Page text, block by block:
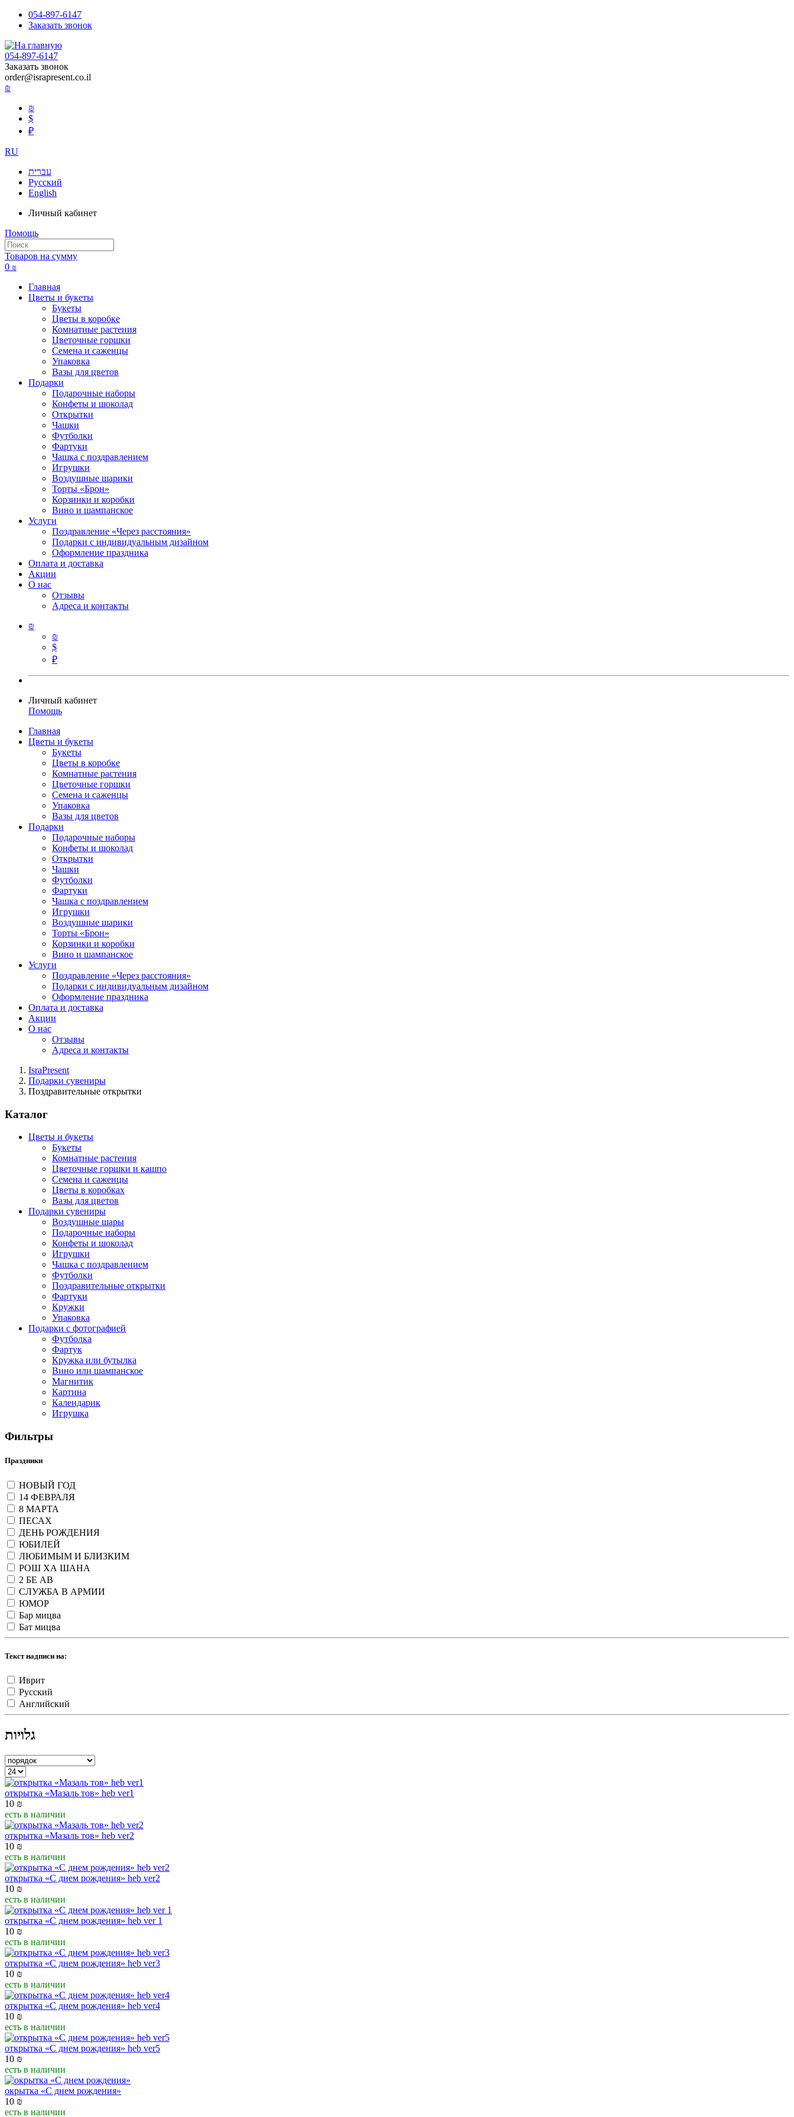
054-897-6147
Заказать звонок
054-897-6147
Заказать звонок
order@israpresent.co.il
₪
₪
$
₽
RU
עברית
Русский
English
Личный кабинет
Помощь
Товаров на сумму
0 ₪
Главная
Цветы и букеты
Букеты
Цветы в коробке
Комнатные растения
Цветочные горшки
Семена и саженцы
Упаковка
Вазы для цветов
Подарки
Подарочные наборы
Конфеты и шоколад
Открытки
Чашки
Футболки
Фартуки
Чашка с поздравлением
Игрушки
Воздушные шарики
Торты «Брон»
Корзинки и коробки
Вино и шампанское
Услуги
Поздравление «Через расстояния»
Подарки с индивидуальным дизайном
Оформление праздника
Оплата и доставка
Акции
О нас
Отзывы
Адреса и контакты
₪
₪
$
₽
Личный кабинет
Помощь
Главная
Цветы и букеты
Букеты
Цветы в коробке
Комнатные растения
Цветочные горшки
Семена и саженцы
Упаковка
Вазы для цветов
Подарки
Подарочные наборы
Конфеты и шоколад
Открытки
Чашки
Футболки
Фартуки
Чашка с поздравлением
Игрушки
Воздушные шарики
Торты «Брон»
Корзинки и коробки
Вино и шампанское
Услуги
Поздравление «Через расстояния»
Подарки с индивидуальным дизайном
Оформление праздника
Оплата и доставка
Акции
О нас
Отзывы
Адреса и контакты
IsraPresent
Подарки сувениры
Поздравительные открытки
Каталог
Цветы и букеты
Букеты
Комнатные растения
Цветочные горшки и кашпо
Семена и саженцы
Цветы в коробках
Вазы для цветов
Подарки сувениры
Воздушные шары
Подарочные наборы
Конфеты и шоколад
Игрушки
Чашка с поздравлением
Футболки
Поздравительные открытки
Фартуки
Кружки
Упаковка
Подарки с фотографией
Футболка
Фартук
Кружка или бутылка
Вино или шампанское
Магнитик
Картина
Календарик
Игрушка
Фильтры
Праздники
НОВЫЙ ГОД
14 ФЕВРАЛЯ
8 МАРТА
ПЕСАХ
ДЕНЬ РОЖДЕНИЯ
ЮБИЛЕЙ
ЛЮБИМЫМ И БЛИЗКИМ
РОШ ХА ШАНА
2 БЕ АВ
СЛУЖБА В АРМИИ
ЮМОР
Бар мицва
Бат мицва
Текст надписи на:
Иврит
Русский
Английский
גלויות
открытка «Мазаль тов» heb ver1
10 ₪
есть в наличии
открытка «Мазаль тов» heb ver2
10 ₪
есть в наличии
открытка «С днем рождения» heb ver2
10 ₪
есть в наличии
открытка «С днем рождения» heb ver 1
10 ₪
есть в наличии
открытка «С днем рождения» heb ver3
10 ₪
есть в наличии
открытка «С днем рождения» heb ver4
10 ₪
есть в наличии
открытка «С днем рождения» heb ver5
10 ₪
есть в наличии
окрытка «С днем рождения»
10 ₪
есть в наличии